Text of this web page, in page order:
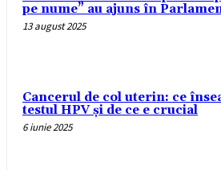
pe nume” au ajuns în
13 august 2025
Cancerul de col uterin: ce
testul HPV și de ce e crucial
6 iunie 2025